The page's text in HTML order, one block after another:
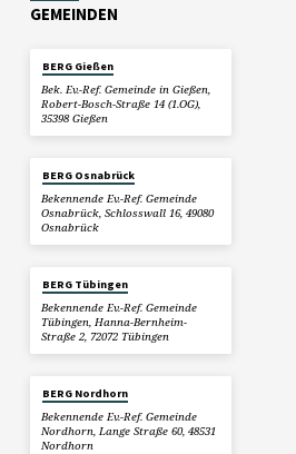
GEMEINDEN
BERG Gießen
Bek. Ev.-Ref. Gemeinde in Gießen,
Robert-Bosch-Straße 14 (1.OG),
35398 Gießen
BERG Osnabrück
Bekennende Ev.-Ref. Gemeinde
Osnabrück, Schlosswall 16, 49080
Osnabrück
BERG Tübingen
Bekennende Ev.-Ref. Gemeinde
Tübingen, Hanna-Bernheim-
Straße 2, 72072 Tübingen
BERG Nordhorn
Bekennende Ev.-Ref. Gemeinde
Nordhorn, Lange Straße 60, 48531
Nordhorn